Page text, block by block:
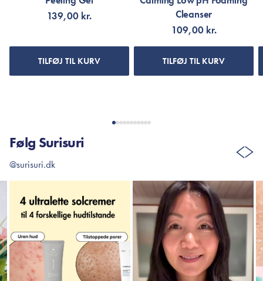
139,00 kr.
TILFØJ TIL KURV
Cleanser
109,00 kr.
TILFØJ TIL KURV
Følg Surisuri
@surisuri.dk